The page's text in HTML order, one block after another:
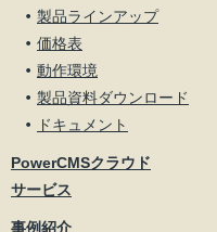
製品ラインアップ
価格表
動作環境
製品資料ダウンロード
ドキュメント
PowerCMSクラウド
サービス
事例紹介